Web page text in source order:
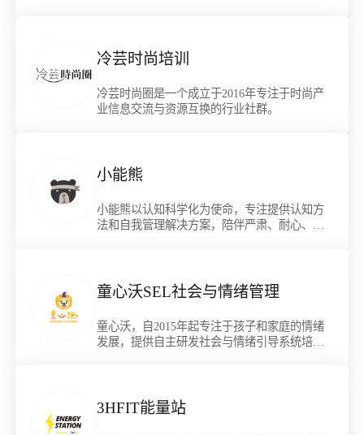
冷芸时尚培训
冷芸时尚圈是一个成立于2016年专注于时尚产
业信息交流与资源互换的行业社群。
小能熊
小能熊以认知科学化为使命，专注提供认知方
法和自我管理解决方案，陪伴严肃、耐心、永
童心沃SEL社会与情绪管理
童心沃，自2015年起专注于孩子和家庭的情绪
发展，提供自主研发社会与情绪引导系统培训
3HFIT能量站